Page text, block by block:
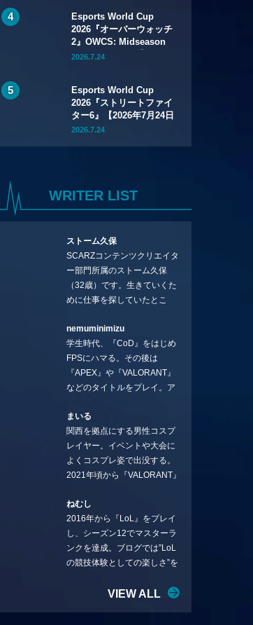
Esports World Cup
2026『オーバーウォッチ
2』OWCS: Midseason
Championship【2026年
2026.7.24
Esports World Cup
2026『ストリートファイ
ター6』【2026年7月24日
～8月1日】
2026.7.24
WRITER LIST
ストーム久保
SCARZコンテンツクリエイタ
ー部門所属のストーム久保
（32歳）です。生きていくた
めに仕事を探していたとこ
コラムを連載させてもらえる
ことになりました。言いたい
ことを言っていきます。X：
https://x.com/stormKUBO
YouTube：
rmKUBO
nemuminimizu
学生時代、『CoD』をはじめ
FPSにハマる。その後は
『APEX』や『VALORANT』
などのタイトルをプレイ。ア
BGMなどを手掛ける作曲家と
フリーランスのライターの二
足の草鞋を履いて幅広く活動
中。無類のラーメン好き！
Twitter:@ongakucas
まいる
関西を拠点にする男性コスプ
レイヤー。イベントや大会に
よくコスプレ姿で出没する。
2021年頃から『VALORANT』
続ける。現在の推しチームは
「CREST GAMING」。X：
@mlunias（Photo by
Subaru.F.）
ねむし
2016年から『LoL』をプレイ
し、シーズン12でマスターラ
ンクを達成。ブログでは”LoL
の競技体験としての楽しさ”を
リーを愛し、元ADCメイン
VIEW ALL